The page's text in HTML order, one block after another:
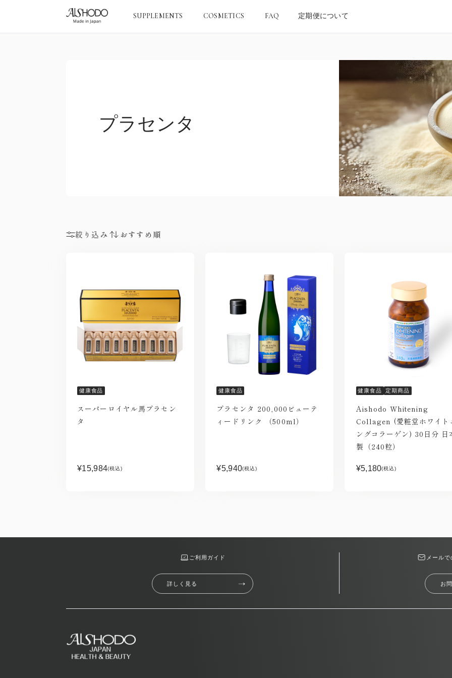
SUPPLEMENTS COSMETICS FAQ 定期便について
プラセンタ
絞り込み
健康食品
スーパーロイヤル馬プラセン
タ
¥15,984(税込)
健康食品
プラセンタ 200,000ビューテ
ィードリンク （500ml）
¥5,940(税込)
健康食品 定期商品
Aishodo Whitening
Collagen (愛粧堂ホワイト
ングコラーゲン) 30日分 日
製（240粒）
¥5,180(税込)
ご利用ガイド
詳しく見る
メール
お